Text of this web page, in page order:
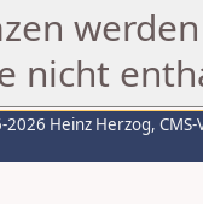
nicht
Heinz Herzog,